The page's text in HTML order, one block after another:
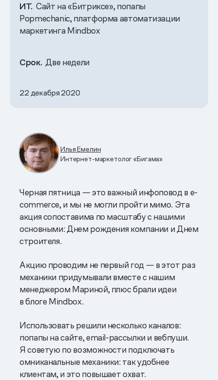
ИТ.Сайт на «Битриксе», попапы
Popmechanic, платформа автоматизации
маркетинга Mindbox
Срок.Две недели
22 декабря 2020
Илья Емелин
Интернет-маркетолог «Бигама»
Черная пятница — это важный инфоповод в e-
commerce, и мы не могли пройти мимо. Эта
акция сопоставима по масштабу с нашими
основными: Днем рождения компании и Днем
строителя.
Акцию проводим не первый год — в этот раз
механики придумывали вместе с нашим
менеджером Мариной, плюс брали идеи
в блоге Mindbox.
Использовать решили несколько каналов:
попапы на сайте, email-рассылки и вебпуши.
Я советую по возможности подключать
омниканальные механики: так удобнее
клиентам, и это повышает охват.